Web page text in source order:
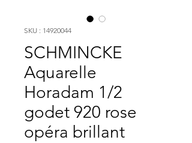
SKU : 14920044
SCHMINCKE
Aquarelle
Horadam 1/2
godet 920 rose
opéra brillant